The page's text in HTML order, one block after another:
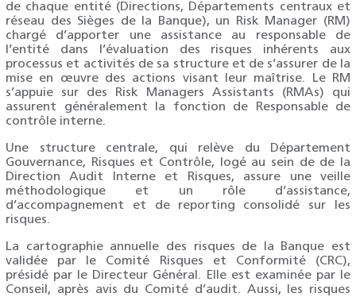
de chaque entité (Directions, Départements centraux et
réseau des Sièges de la Banque), un Risk Manager (RM)
chargé d’apporter une assistance au responsable de
l’entité dans l’évaluation des risques inhérents aux
processus et activités de sa structure et de s’assurer de la
mise en œuvre des actions visant leur maîtrise. Le RM
s’appuie sur des Risk Managers Assistants (RMAs) qui
assurent généralement la fonction de Responsable de
contrôle interne.
Une structure centrale, qui relève du Département
Gouvernance, Risques et Contrôle, logé au sein de de la
Direction Audit Interne et Risques, assure une veille
méthodologique et un rôle d’assistance,
d’accompagnement et de reporting consolidé sur les
risques.
La cartographie annuelle des risques de la Banque est
validée par le Comité Risques et Conformité (CRC),
présidé par le Directeur Général. Elle est examinée par le
Conseil, après avis du Comité d’audit. Aussi, les risques